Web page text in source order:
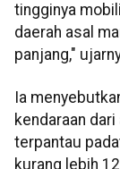
tingginya
daerah asal
panjang,"
Ia
kendaraan
terpantau
kurang lebih